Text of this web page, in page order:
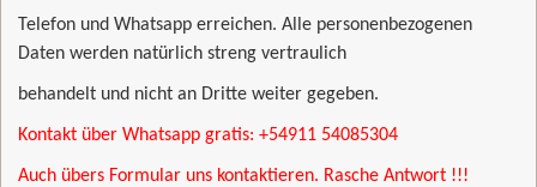
Telefon und Whatsapp erreichen. Alle personenbezogenen
Daten werden natürlich streng vertraulich
behandelt und nicht an Dritte weiter gegeben.
Kontakt über Whatsapp gratis: +54911 54085304
Auch übers Formular uns kontaktieren. Rasche Antwort !!!